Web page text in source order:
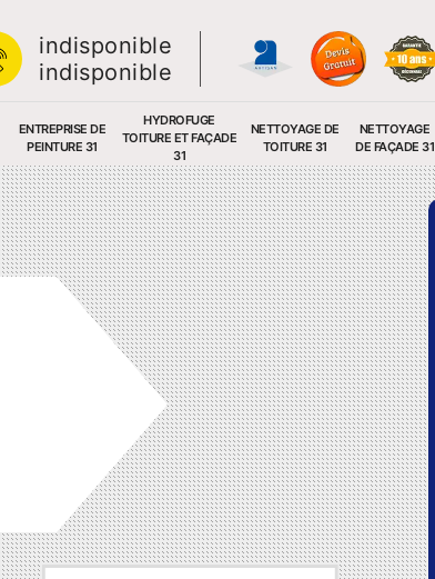
indisponible
indisponible
ENTREPRISE DE
PEINTURE 31
HYDROFUGE
TOITURE ET FAÇADE
31
NETTOYAGE DE
TOITURE 31
NETTOYAGE
DE FAÇADE 31